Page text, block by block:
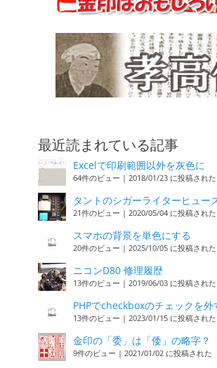
最近読まれている記事
Excelで印刷範囲以外を灰色に
64件のビュー | 2018/01/23 に投稿された
タントのシガーライターヒュー
21件のビュー | 2020/05/04 に投稿された
スマホの背景を単色にする
20件のビュー | 2025/10/05 に投稿された
ニコンD80 修理履歴
13件のビュー | 2019/06/03 に投稿された
PHPでcheckboxのチェックを外
13件のビュー | 2023/01/15 に投稿された
金印の「委」は「倭」の略字？
9件のビュー | 2021/01/02 に投稿された